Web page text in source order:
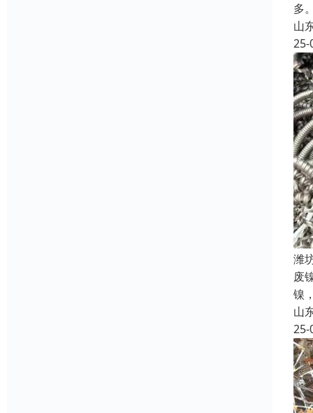
多
山
25-
潍
废
镍
山
25-